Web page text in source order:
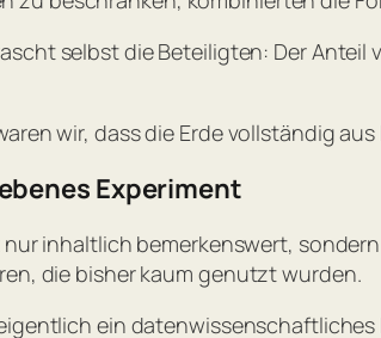
selbst die Beteiligten: Der
wir, dass die Erde vollständig
Experiment
inhaltlich bemerkenswert,
die bisher kaum genutzt wurden.
ein datenwissenschaftliches